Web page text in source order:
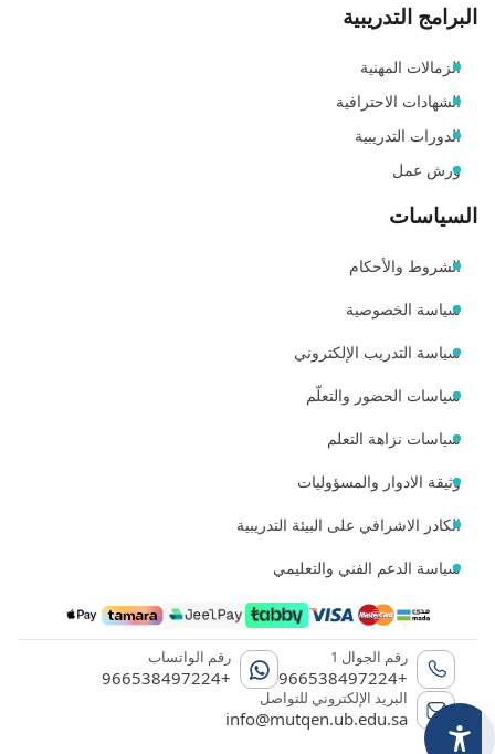
البرامج التدريبية
الزمالات المهنية
الشهادات الاحترافية
الدورات التدريبية
ورش عمل
السياسات
الشروط والأحكام
سياسة الخصوصية
سياسة التدريب الإلكتروني
سياسات الحضور والتعلّم
سياسات نزاهة التعلم
وثيقة الادوار والمسؤوليات
الكادر الاشرافي على البيئة التدريبية
سياسة الدعم الفني والتعليمي
رقم الجوال 1
+966538497224
رقم الواتساب
+966538497224
البريد الإلكتروني للتواصل
info@mutqen.ub.edu.sa